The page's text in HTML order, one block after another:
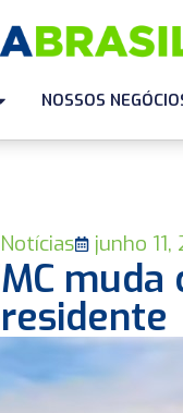
NOSSOS
Notícias junho 11,